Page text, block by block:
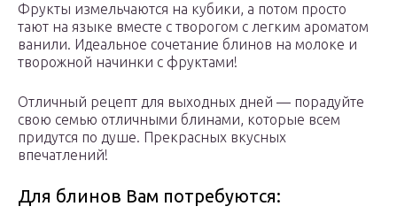
Фрукты измельчаются на кубики, а потом просто
тают на языке вместе с творогом с легким ароматом
ванили. Идеальное сочетание блинов на молоке и
творожной начинки с фруктами!
Отличный рецепт для выходных дней — порадуйте
свою семью отличными блинами, которые всем
придутся по душе. Прекрасных вкусных
впечатлений!
Для блинов Вам потребуются: